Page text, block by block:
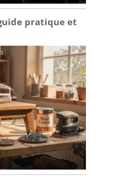
pratique et